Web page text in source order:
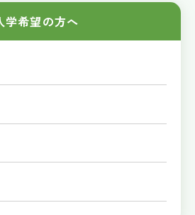
学希望の方へ